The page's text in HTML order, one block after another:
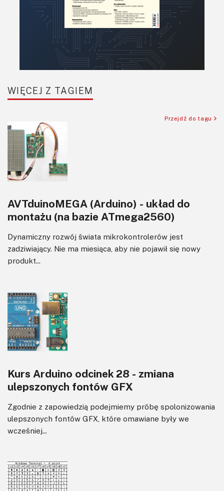
WIĘCEJ Z TAGIEM
Przejdź do tagu
AVTduinoMEGA (Arduino) - układ do
montażu (na bazie ATmega2560)
Dynamiczny rozwój świata mikrokontrolerów jest
zadziwiający. Nie ma miesiąca, aby nie pojawił się nowy
produkt...
Kurs Arduino odcinek 28 - zmiana
ulepszonych fontów GFX
Zgodnie z zapowiedzią podejmiemy próbę spolonizowania
ulepszonych fontów GFX, które omawiane były we
wcześniej...